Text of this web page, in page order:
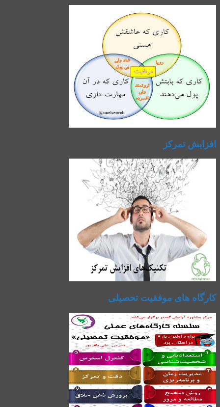
افزایش تمرکز
کارگاه های موفقیت تحصیلی